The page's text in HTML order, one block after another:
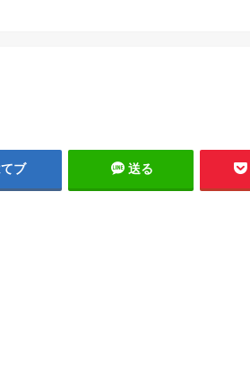
ブ 送る